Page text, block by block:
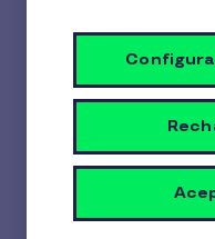
Aquí tendrás acceso
usuarios a la
Los usuarios
dependiendo del rol